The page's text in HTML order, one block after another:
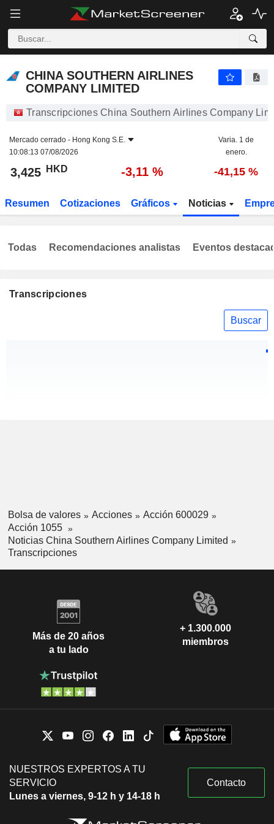
CHINA SOUTHERN AIRLINES
COMPANY LIMITED
Transcripciones China Southern Airlines Company
Mercado cerrado - Hong Kong S.E.
10:08:13 07/08/2026
Varia. 1 de
enero.
3,425 HKD -3,11 % -41,15 %
Resumen Cotizaciones Gráficos Noticias
Transcripciones
Buscar
Todas Recomendaciones analistas Eventos
Bolsa de valores Acciones
Acción 600029
Acción 1055
Noticias China Southern Airlines Company Limited
Transcripciones
Más de 20 años
a tu lado
+ 1.300.000
miembros
NUESTROS EXPERTOS A TU
SERVICIO
Lunes a viernes, 9-12 h y 14-18 h
Contacto